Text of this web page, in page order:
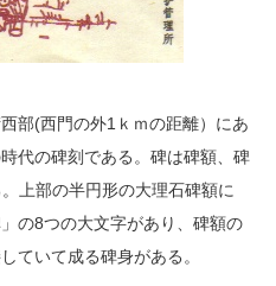
部(西門の外1ｋｍの距離）にあ
代の碑刻である。碑は碑額、碑
上部の半円形の大理石碑額に
の8つの大文字があり、碑額の
ていて成る碑身がある。